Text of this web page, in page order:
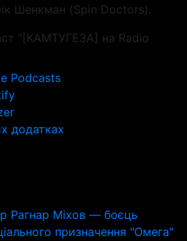
Шенкман (Spin Doctors).
"[КАМТУГЕЗА] на Radio
Podcasts
додатках
Рагнар Міхов — боєць
призначення "Омега"